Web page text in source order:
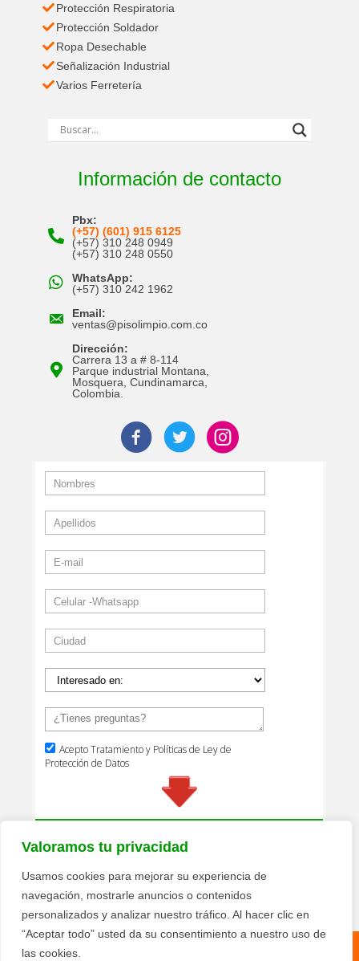
Valoramos tu privacidad
Usamos cookies para mejorar su experiencia de
navegación, mostrarle anuncios o contenidos
personalizados y analizar nuestro tráfico. Al hacer clic en
“Aceptar todo” usted da su consentimiento a nuestro uso de
las cookies.
Protección Respiratoria
Protección Soldador
Ropa Desechable
Señalización Industrial
Varios Ferretería
Información de contacto
Pbx:
(+57) (601) 915 6125
(+57) 310 248 0949
(+57) 310 248 0550
WhatsApp:
(+57) 310 242 1962
Email:
ventas@pisolimpio.com.co
Dirección:
Carrera 13 a # 8-114
Parque industrial Montana,
Mosquera, Cundinamarca,
Colombia.
Política de privacidad